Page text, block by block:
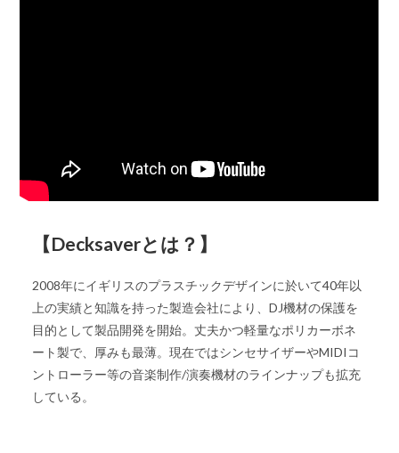
【Decksaverとは？】
2008年にイギリスのプラスチックデザインに於いて40年以
上の実績と知識を持った製造会社により、DJ機材の保護を
目的として製品開発を開始。丈夫かつ軽量なポリカーボネ
ート製で、厚みも最薄。現在ではシンセサイザーやMIDIコ
ントローラー等の音楽制作/演奏機材のラインナップも拡充
している。